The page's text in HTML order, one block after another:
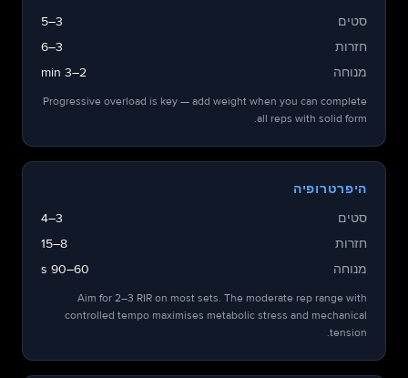
סטים
3–5
חזרות
3–6
מנוחה
2–3 min
Progressive overload is key — add weight when you can complete
all reps with solid form.
היפרטרופיה
סטים
3–4
חזרות
8–15
מנוחה
60–90 s
Aim for 2–3 RIR on most sets. The moderate rep range with
controlled tempo maximises metabolic stress and mechanical
tension.